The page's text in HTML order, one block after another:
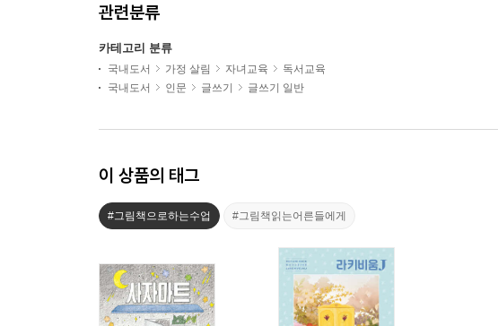
관련분류
카테고리 분류
국내도서 가정 살림 자녀교육
독서교육
국내도서
인문 글쓰기 글쓰기 일반
이 상품의 태그
#그림책으로하는수업 #그림책읽는어른들에게